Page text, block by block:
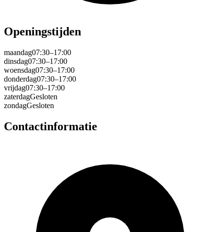
Openingstijden
maandag07:30–17:00
dinsdag07:30–17:00
woensdag07:30–17:00
donderdag07:30–17:00
vrijdag07:30–17:00
zaterdagGesloten
zondagGesloten
Contactinformatie